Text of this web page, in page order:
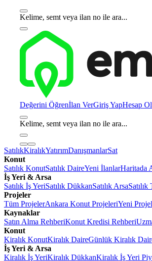
Kelime, semt veya ilan no ile ara...
Değerini Öğrenİlan VerGiriş YapHesap
Kelime, semt veya ilan no ile ara...
SatılıkKiralıkYatırımDanışmanlarSat
Konut
Satılık KonutSatılık DaireYeni İlanlarHaritada
İş Yeri & Arsa
Satılık İş YeriSatılık DükkanSatılık ArsaSatılık
Projeler
Tüm ProjelerAnkara Konut ProjeleriYeni
Kaynaklar
Satın Alma RehberiKonut Kredisi Rehberi
Konut
Kiralık KonutKiralık DaireGünlük Kiralık
İş Yeri & Arsa
Kiralık İş YeriKiralık DükkanKiralık İş Yeri